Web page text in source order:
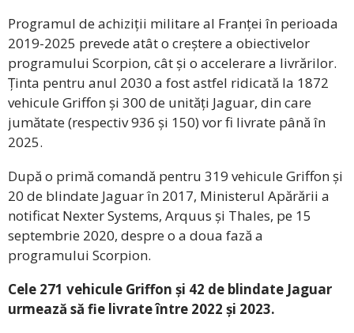
Programul de achiziții militare al Franței în perioada
2019-2025 prevede atât o creștere a obiectivelor
programului Scorpion, cât și o accelerare a livrărilor.
Ținta pentru anul 2030 a fost astfel ridicată la 1872
vehicule Griffon și 300 de unități Jaguar, din care
jumătate (respectiv 936 și 150) vor fi livrate până în
2025.
După o primă comandă pentru 319 vehicule Griffon și
20 de blindate Jaguar în 2017, Ministerul Apărării a
notificat Nexter Systems, Arquus și Thales, pe 15
septembrie 2020, despre o a doua fază a
programului Scorpion.
Cele 271 vehicule Griffon și 42 de blindate Jaguar
urmează să fie livrate între 2022 și 2023.